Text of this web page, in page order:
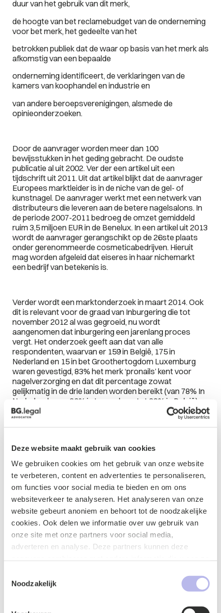
Deze website maakt gebruik van cookies
We gebruiken cookies om het gebruik van onze website
te verbeteren, content en advertenties te personaliseren,
om functies voor social media te bieden en om ons
websiteverkeer te analyseren. Het analyseren van onze
website gebeurt anoniem en behoort tot de noodzakelijke
cookies. Ook delen we informatie over uw gebruik van
onze site met onze partners voor social media,
adverteren en analyse. Deze partners kunnen deze
uw gebruik van hun services.
Noodzakelijk
duur van het gebruik van dit merk,
de hoogte van bet reclamebudget van de onderneming
voor bet merk, het gedeelte van het
betrokken publiek dat de waar op basis van het merk als
afkomstig van een bepaalde
onderneming identificeert, de verklaringen van de
kamers van koophandel en industrie en
van andere beroepsverenigingen, alsmede de
opinieonderzoeken.
Door de aanvrager worden meer dan 100
bewijsstukken in het geding gebracht. De oudste
publicatie al uit 2002. Ver der een artikel uit een
tijdschrift uit 2011. Uit dat artikel blijkt dat de aanvrager
Europees marktleider is in de niche van de gel- of
kunstnagel. De aanvrager werkt met een netwerk van
distributeurs die leveren aan de betere nagelsalons. In
de periode 2007-2011 bedroeg de omzet gemiddeld
ruim 3,5 miljoen EUR in de Benelux. In een artikel uit 2013
wordt de aanvrager gerangschikt op de 26ste plaats
onder gerenommeerde cosmeticabedrijven. Hieruit
mag worden afgeleid dat eiseres in haar nichemarkt
een bedrijf van betekenis is.
Verder wordt een marktonderzoek in maart 2014. Ook
dit is relevant voor de graad van Inburgering die tot
november 2012 al was gegroeid, nu wordt
aangenomen dat inburgering een jarenlang proces
vergt. Het onderzoek geeft aan dat van alle
respondenten, waarvan er 159 in België, 175 in
Nederland en 15 in bet Groothertogdom Luxemburg
waren gevestigd, 83% het merk ‘pronails’ kent voor
nagelverzorging en dat dit percentage zowat
gelijkmatig in de drie landen worden bereikt (van 78% In
Nederland, over 80% in Luxemburg tot 88% in België).
Van de respondenten weet meer dan 60% bet merk
spontaan te duiden als merk voor waren in verband met
nagelverzorging en 45% onderscheidt bet ook voor
Dit leidt ertoe dat het hof oordeelt dat op grond van al
deze gegevens moet worden aangenomen dat het
teken bij bet doelpubliek in de Benelux al
onderscheidend vermogen had verkregen toen het in
november 2012 werd gedeponeerd voor de waren en
diensten uit de klassen 3, 35 en 44.
Het teken wordt alsnog ingeschreven.
Hof van beroep Brussel 14 januari 2015, IEF 14608